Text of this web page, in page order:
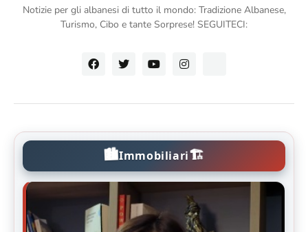
Notizie per gli albanesi di tutto il mondo: Tradizione Albanese,
Turismo, Cibo e tante Sorprese! SEGUITECI:
🏙️Immobiliari🏗️